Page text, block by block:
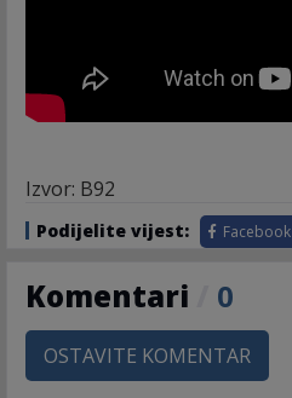
Izvor: B92
Podijelite vijest: Facebook
Komentari 0
OSTAVITE KOMENTAR